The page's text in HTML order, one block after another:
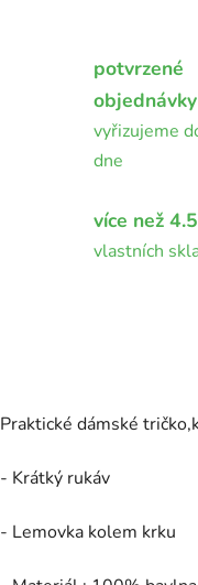
potvrzené
objednávky
vyřizujeme
dne
více než
vlastních
Praktické dámské
- Krátký rukáv
- Lemovka kolem krku